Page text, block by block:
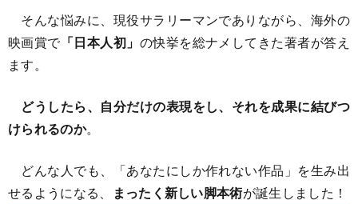
そんな悩みに、現役サラリーマンでありながら、海外の
映画賞で「日本人初」 の快挙を総ナメしてきた著者が答え
ます。
どうしたら、自分だけの表現をし、それを成果に結びつ
けられるのか。
どんな人でも、「あなたにしか作れない作品」を生み出
せるようになる、
まったく新しい脚本術が誕生しました！